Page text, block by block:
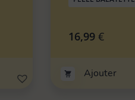
16,99€
Ajouter